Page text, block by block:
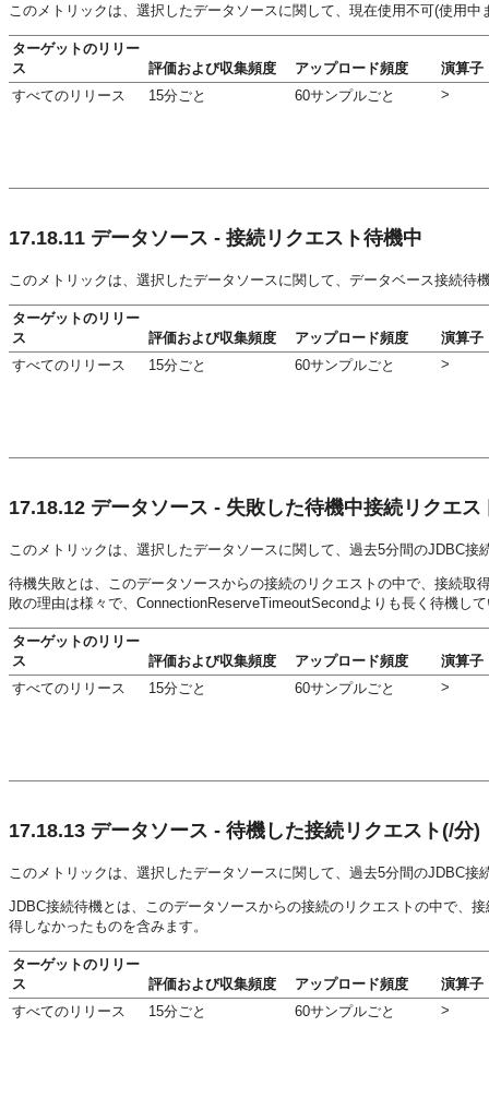
このメトリックは、選択したデータソースに関して、現在使用不可(使用
ターゲットのリリー
ス
評価および収集頻度 アップロード頻度
演算子
すべてのリリース
15分ごと 60サンプルごと >
17.18.11 データソース - 接続リクエスト待機中
このメトリックは、選択したデータソースに関して、データベース接続
ターゲットのリリー
ス
評価および収集頻度 アップロード頻度
演算子
すべてのリリース
15分ごと 60サンプルごと >
17.18.12 データソース - 失敗した待機中接続リクエス
このメトリックは、選択したデータソースに関して、過去5分間のJDBC
待機失敗とは、このデータソースからの接続のリクエストの中で、接続
敗の理由は様々で、ConnectionReserveTimeoutSecondよりも長く待機し
ターゲットのリリー
ス
評価および収集頻度 アップロード頻度
演算子
すべてのリリース
15分ごと 60サンプルごと >
17.18.13 データソース - 待機した接続リクエスト(/分)
このメトリックは、選択したデータソースに関して、過去5分間のJDBC接
JDBC接続待機とは、このデータソースからの接続のリクエストの中で、
得しなかったものを含みます。
ターゲットのリリー
ス
評価および収集頻度 アップロード頻度
演算子
すべてのリリース
15分ごと 60サンプルごと >